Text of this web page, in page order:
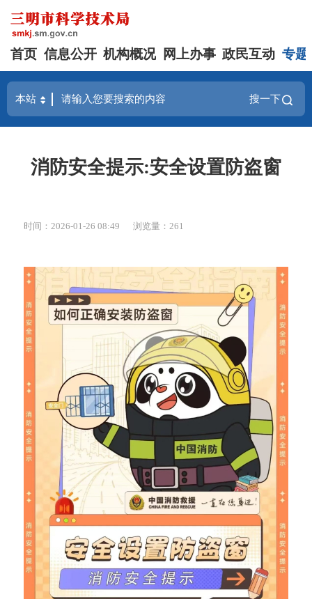
首页 信息公开 机构概况 网上办事 政民互动 专题
搜一下
消防安全提示:安全设置防盗窗
时间：2026-01-26 08:49 浏览量：261